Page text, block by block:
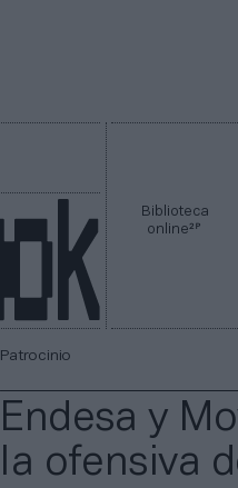
Biblioteca
online2P
Patrocinio
Endesa y
la ofensiva